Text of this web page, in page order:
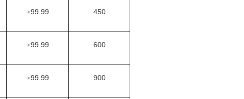
≥99.99 450
≥99.99 600
≥99.99 900